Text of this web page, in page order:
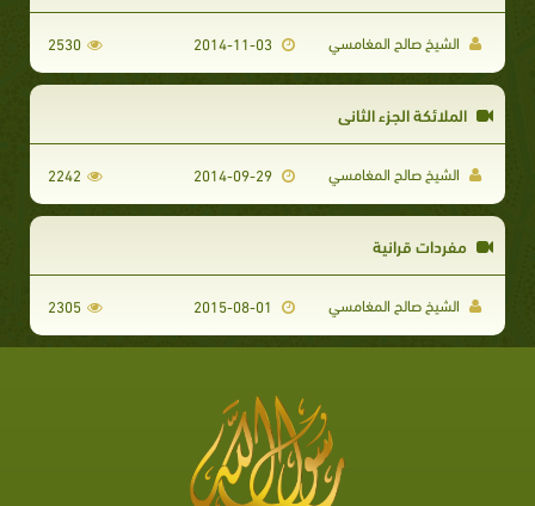
الشيخ صالح المغامسي 2014-11-03
2530
الملائكة الجزء الثاني
الشيخ صالح المغامسي 2014-09-29
2242
مفردات قرانية
الشيخ صالح المغامسي 2305